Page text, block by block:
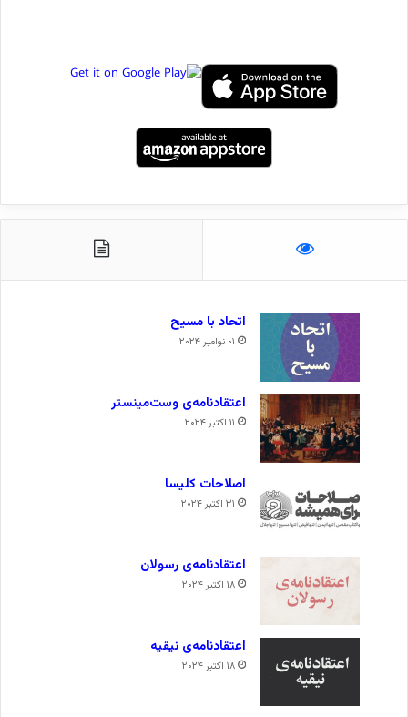
اتحاد با مسیح
۰۱ نوامبر ۲۰۲۴
اعتقادنامه‌ی وست‌مینستر
۱۱ اکتبر ۲۰۲۴
اصلاحات کلیسا
۳۱ اکتبر ۲۰۲۴
اعتقادنامه‌ی رسولان
۱۸ اکتبر ۲۰۲۴
اعتقادنامه‌ی نیقیه
۱۸ اکتبر ۲۰۲۴